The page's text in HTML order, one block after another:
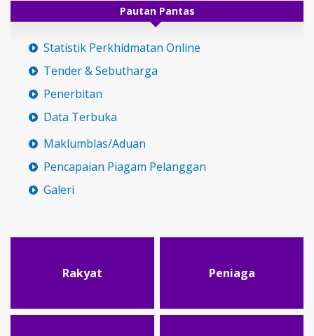
Pautan Pantas
Statistik Perkhidmatan Online
Tender & Sebutharga
Penerbitan
Data Terbuka
Maklumblas/Aduan
Pencapaian Piagam Pelanggan
Galeri
Rakyat Peniaga